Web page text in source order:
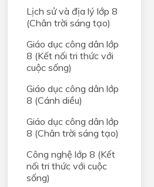
Lịch sử và địa lý lớp 8
(Chân trời sáng tạo)
Giáo dục công dân lớp
8 (Kết nối tri thức với
cuộc sống)
Giáo dục công dân lớp
8 (Cánh diều)
Giáo dục công dân lớp
8 (Chân trời sáng tạo)
Công nghệ lớp 8 (Kết
nối tri thức với cuộc
sống)